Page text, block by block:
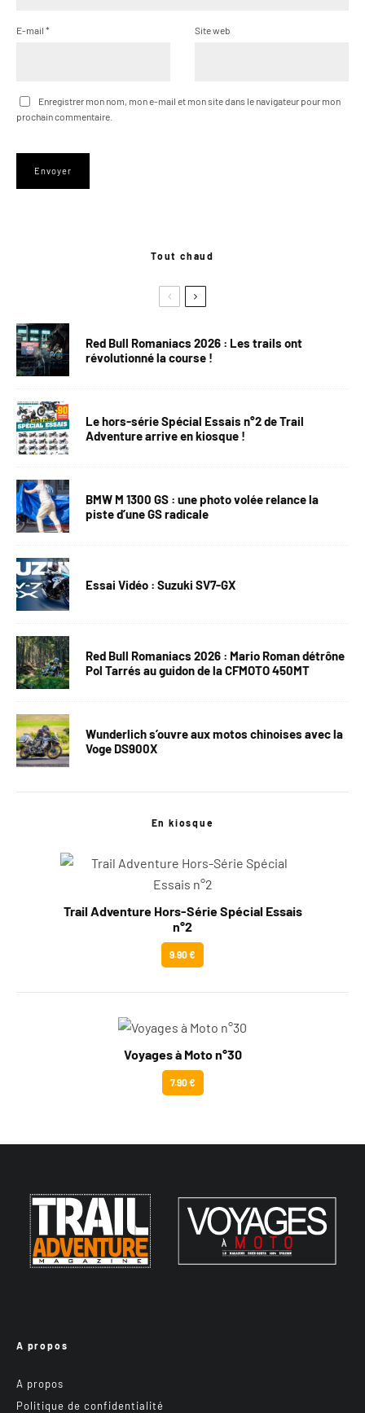
E-mail * Site web
Enregistrer mon nom, mon e-mail et mon site dans le navigateur pour mon
prochain commentaire.
Tout chaud
Red Bull Romaniacs 2026 : Les trails ont
révolutionné la course !
Le hors-série Spécial Essais n°2 de Trail
Adventure arrive en kiosque !
BMW M 1300 GS : une photo volée relance la
piste d’une GS radicale
Essai Vidéo : Suzuki SV7-GX
Red Bull Romaniacs 2026 : Mario Roman détrône
Pol Tarrés au guidon de la CFMOTO 450MT
Wunderlich s’ouvre aux motos chinoises avec la
Voge DS900X
En kiosque
Trail Adventure Hors-Série Spécial Essais
n°2
9.90 €
Voyages à Moto n°30
7.90 €
A propos
A propos
Politique de confidentialité